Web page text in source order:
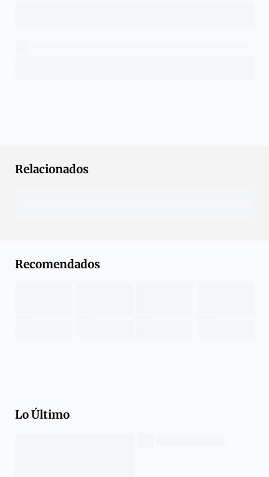
Relacionados
Recomendados
Lo Último